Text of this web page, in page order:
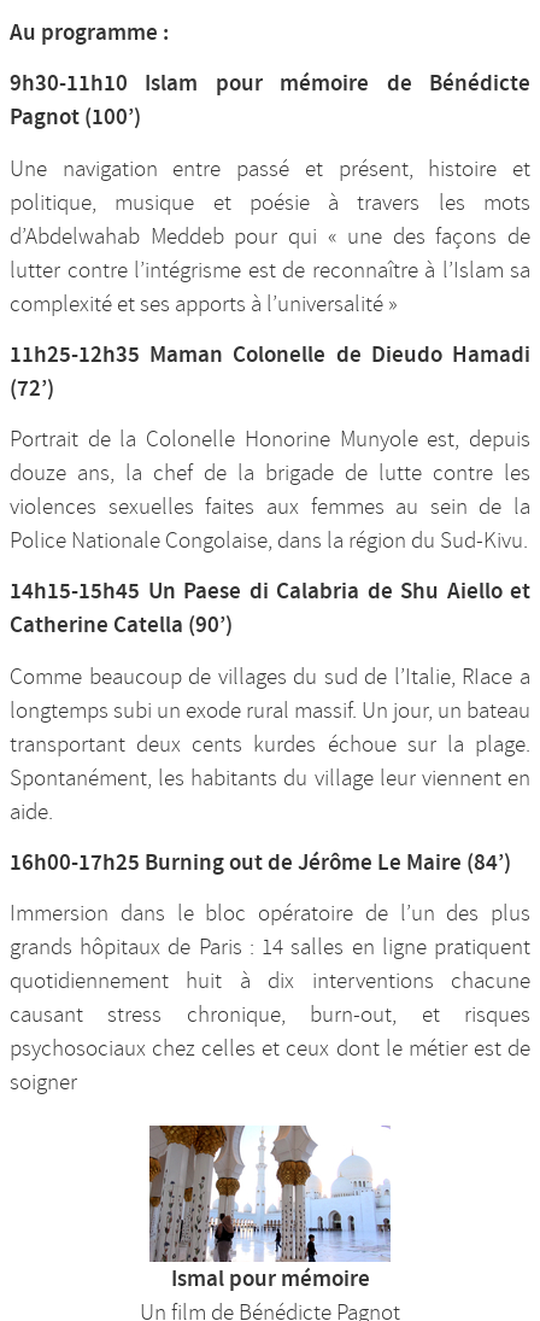
Au programme :
9h30-11h10 Islam pour mémoire de Bénédicte
Pagnot (100’)
Une navigation entre passé et présent, histoire et
politique, musique et poésie à travers les mots
d’Abdelwahab Meddeb pour qui « une des façons de
lutter contre l’intégrisme est de reconnaître à l’Islam sa
complexité et ses apports à l’universalité »
11h25-12h35 Maman Colonelle de Dieudo Hamadi
(72’)
Portrait de la Colonelle Honorine Munyole est, depuis
douze ans, la chef de la brigade de lutte contre les
violences sexuelles faites aux femmes au sein de la
Police Nationale Congolaise, dans la région du Sud-Kivu.
14h15-15h45 Un Paese di Calabria de Shu Aiello et
Catherine Catella (90’)
Comme beaucoup de villages du sud de l’Italie, RIace a
longtemps subi un exode rural massif. Un jour, un bateau
transportant deux cents kurdes échoue sur la plage.
Spontanément, les habitants du village leur viennent en
aide.
16h00-17h25 Burning out de Jérôme Le Maire (84’)
Immersion dans le bloc opératoire de l’un des plus
grands hôpitaux de Paris : 14 salles en ligne pratiquent
quotidiennement huit à dix interventions chacune
causant stress chronique, burn-out, et risques
psychosociaux chez celles et ceux dont le métier est de
soigner
Ismal pour mémoire
Un film de Bénédicte Pagnot